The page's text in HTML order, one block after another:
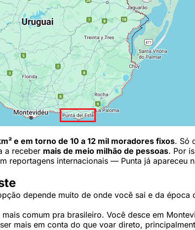
e em torno de 10 a 12 mil moradores fixos. Só
a receber mais de meio milhão de pessoas. Por
reportagens internacionais — Punta já apareceu
depende muito de onde você sai e da época
comum pra brasileiro. Você desce em
mais em conta do que voar direto,